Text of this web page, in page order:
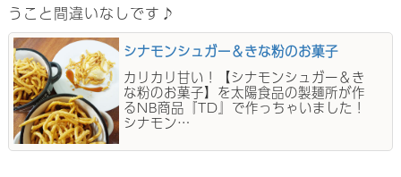
うこと間違いなしです♪
シナモンシュガー＆きな粉のお菓子
カリカリ甘い！【シナモンシュガー＆き
な粉のお菓子】を太陽食品の製麺所が作
るNB商品『TD』で作っちゃいました！
シナモン…